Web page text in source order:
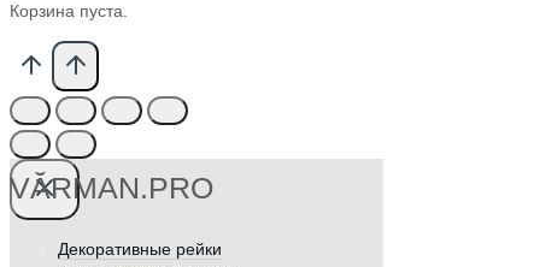
Корзина пуста.
VӐRMAN.PRO
Декоративные рейки